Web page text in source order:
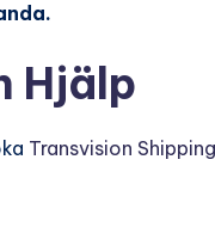
Hjälp
Transvision